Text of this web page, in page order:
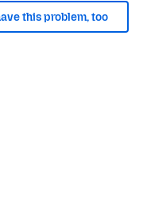
this problem, too